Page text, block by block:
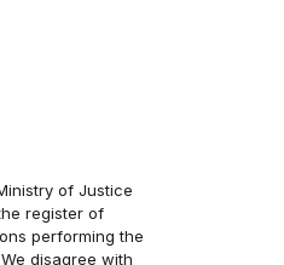
of Justice
register of
performing the
disagree with